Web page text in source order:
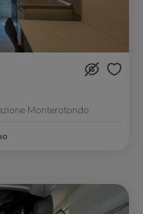
Monterotondo